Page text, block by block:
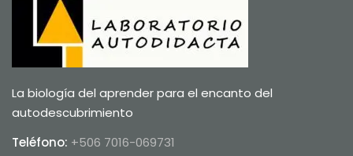
La biología del aprender para el encanto del
autodescubrimiento
Teléfono: +506 7016-069731